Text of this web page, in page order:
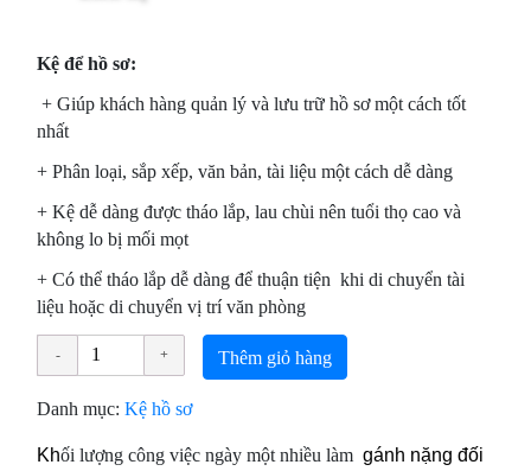
Kệ để hồ sơ:
+ Giúp khách hàng quản lý và lưu trữ hồ sơ một cách tốt
nhất
+ Phân loại, sắp xếp, văn bản, tài liệu một cách dễ dàng
+ Kệ dễ dàng được tháo lắp, lau chùi nên tuổi thọ cao và
không lo bị mối mọt
+ Có thể tháo lắp dễ dàng để thuận tiện khi di chuyển tài
liệu hoặc di chuyển vị trí văn phòng
Thêm giỏ hàng
Danh mục:Kệ hồ sơ
Khối lượng công việc ngàymột nhiều làm gánh nặng đối